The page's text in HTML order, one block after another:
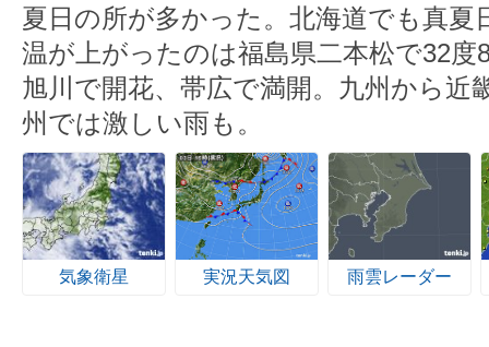
夏日の所が多かった。北海道でも真夏
温が上がったのは福島県二本松で32
旭川で開花、帯広で満開。九州から近
州では激しい雨も。
気象衛星 実況天気図 雨雲レーダー